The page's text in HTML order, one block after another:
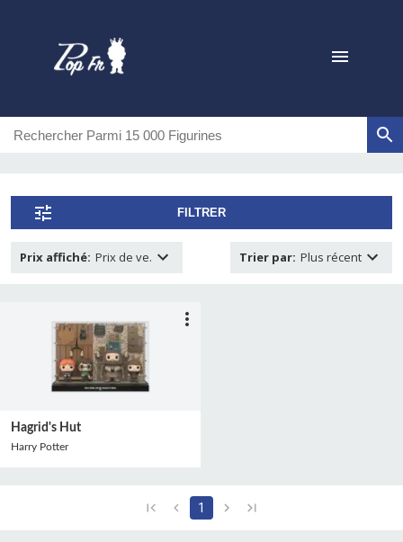
FILTRER
Prix affiché: Prix de ve. Trier par: Plus récent
Hagrid's Hut
Harry Potter
1